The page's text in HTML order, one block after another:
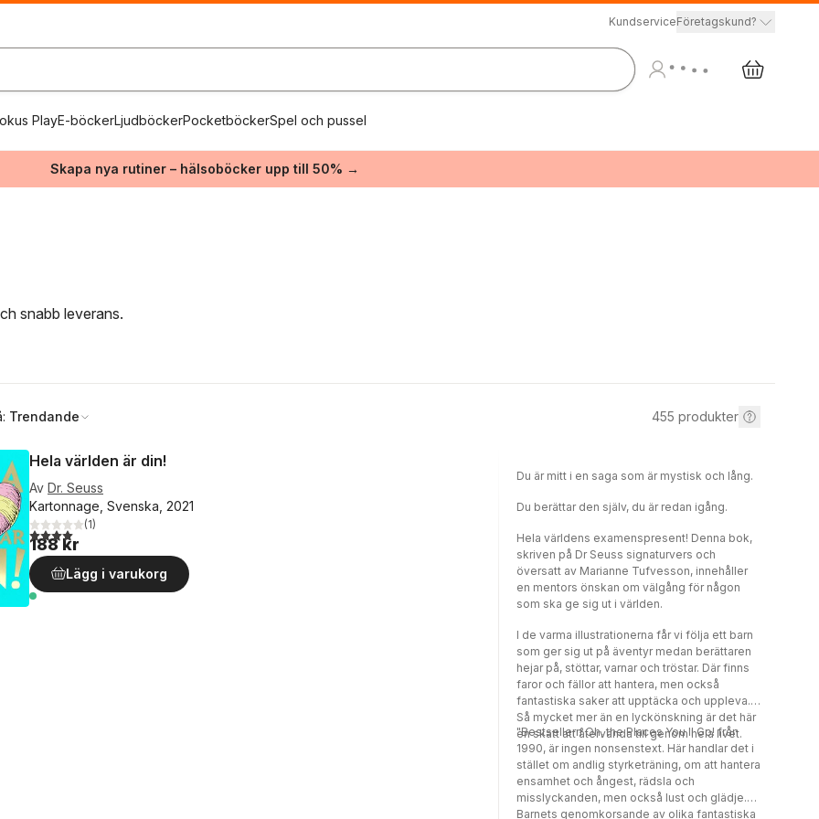
KundserviceFöretagskund?
PlayE-böckerLjudböckerPocketböckerSpel och pussel
Skapa nya rutiner – hälsoböcker upp till 50% →
snabb leverans.
Trendande 455 produkter
Hela världen är din!
Av Dr. Seuss
Kartonnage, Svenska, 2021
4,0utav 5 stjärnor. Totalt antal röster:
(1)
188 kr
Lägg i varukorg
Du är mitt i en saga som är mystisk och lång.
Du berättar den själv, du är redan igång.
Hela världens examenspresent! Denna bok,
skriven på Dr Seuss signaturvers och
översatt av Marianne Tufvesson, innehåller
en mentors önskan om välgång för någon
som ska ge sig ut i världen.
I de varma illustrationerna får vi följa ett barn
som ger sig ut på äventyr medan berättaren
hejar på, stöttar, varnar och tröstar. Där finns
faror och fällor att hantera, men också
fantastiska saker att upptäcka och uppleva.
Så mycket mer än en lyckönskning är det här
en skatt att återvända till genom hela livet.
"Bestsellern Oh, the Places You ll Go! från
1990, är ingen nonsenstext. Här handlar det i
stället om andlig styrketräning, om att hantera
ensamhet och ångest, rädsla och
misslyckanden, men också lust och glädje.
Barnets genomkorsande av olika fantastiska